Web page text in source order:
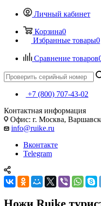
Личный кабинет
Корзина0
Избранные товары0
Сравнение товаров
+7 (800) 707-43-02
Контактная информация
Офис: г. Москва,
info@ruike.ru
Вконтакте
Telegram